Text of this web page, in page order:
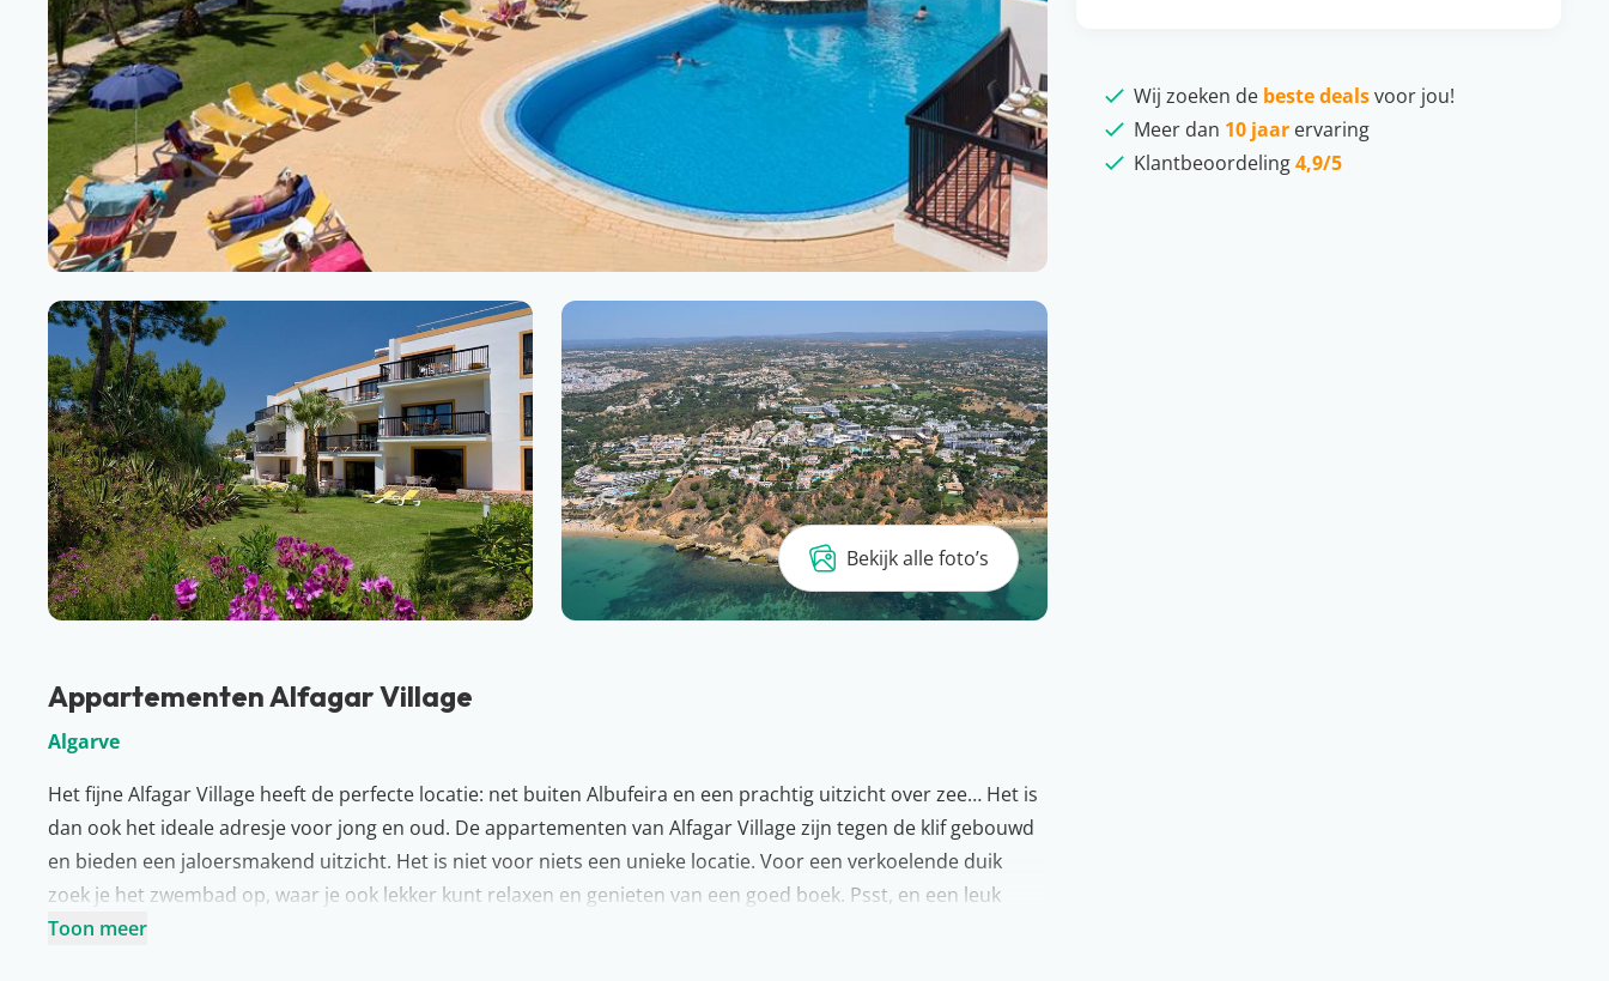
Bekijk alle foto’s
Appartementen Alfagar Village
Algarve
Het fijne Alfagar Village heeft de perfecte locatie: net buiten Albufeira en een prachtig uitzicht over zee… Het is
dan ook het ideale adresje voor jong en oud. De appartementen van Alfagar Village zijn tegen de klif gebouwd
en bieden een jaloersmakend uitzicht. Het is niet voor niets een unieke locatie. Voor een verkoelende duik
zoek je het zwembad op, waar je ook lekker kunt relaxen en genieten van een goed boek. Psst, en een leuk
feitje: zangeres Bonnie Tyler woont naast het complex. Hoe leuk is dat?
Toon meer
Wij zoeken de beste dealsvoor jou!
Meer dan 10 jaarervaring
Klantbeoordeling4,9/5